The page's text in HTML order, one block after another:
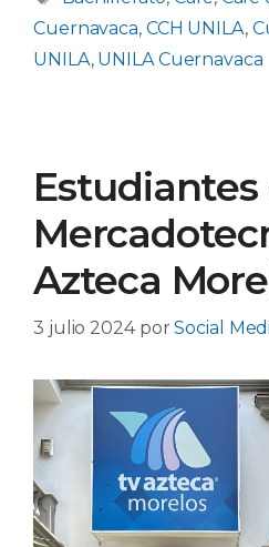
Cuernavaca, CCH UNILA,
UNILA, UNILA Cuernavaca
Estudiantes
Azteca
3 julio 2024 porSocial